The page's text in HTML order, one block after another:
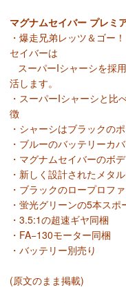
マグナムセイバー プレミ
・爆走兄弟レッツ＆ゴー
セイバーは
スーパーIシャーシを採
活します。
・スーパーIシャーシと比
徴
・シャーシはブラックの
・ブルーのバッテリーカ
・マグナムセイバーのボ
・新しく設計されたメタ
・ブラックのロープロフ
・蛍光グリーンの5本ス
・3.5:1の超速ギヤ同梱
・FA−130モーター同梱
・バッテリー別売り
(原文のまま掲載)